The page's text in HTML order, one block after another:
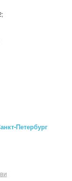
Петербург